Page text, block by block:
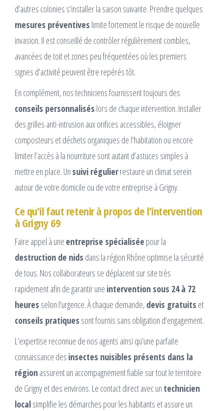
d’autres colonies s’installer la saison suivante. Prendre quelques
mesures préventives limite fortement le risque de nouvelle
invasion. Il est conseillé de contrôler régulièrement combles,
avancées de toit et zones peu fréquentées où les premiers
signes d’activité peuvent être repérés tôt.
En complément, nos techniciens fournissent toujours des
conseils personnalisés lors de chaque intervention. Installer
des grilles anti-intrusion aux orifices accessibles, éloigner
composteurs et déchets organiques de l’habitation ou encore
limiter l’accès à la nourriture sont autant d’astuces simples à
mettre en place. Un suivi régulierrestaure un climat serein
autour de votre domicile ou de votre entreprise à Grigny.
Ce qu’il faut retenir à propos de l’intervention
à Grigny 69
Faire appel à une entreprise spécialisée pour la
destruction de nids dans la région Rhône optimise la sécurité
de tous. Nos collaborateurs se déplacent sur site très
rapidement afin de garantir une intervention sous 24 à 72
heures selon l’urgence. À chaque demande, devis gratuits et
conseils pratiques sont fournis sans obligation d’engagement.
L’expertise reconnue de nos agents ainsi qu’une parfaite
connaissance des insectes nuisibles présents dans la
régionassurent un accompagnement fiable sur tout le territoire
de Grigny et des environs. Le contact direct avec un technicien
localsimplifie les démarches pour les habitants et assure un